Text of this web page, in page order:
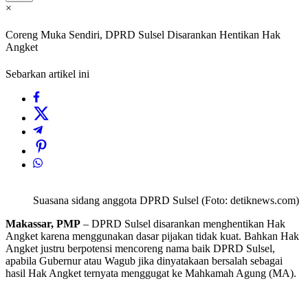
×
Coreng Muka Sendiri, DPRD Sulsel Disarankan Hentikan Hak
Angket
Sebarkan artikel ini
Suasana sidang anggota DPRD Sulsel (Foto: detiknews.com)
Makassar, PMP – DPRD Sulsel disarankan menghentikan Hak
Angket karena menggunakan dasar pijakan tidak kuat. Bahkan Hak
Angket justru berpotensi mencoreng nama baik DPRD Sulsel,
apabila Gubernur atau Wagub jika dinyatakaan bersalah sebagai
hasil Hak Angket ternyata menggugat ke Mahkamah Agung (MA).